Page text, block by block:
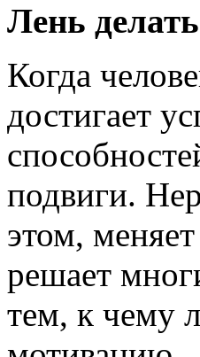
Лень
Когда
достигает
подвиги.
этом,
решает
тем, к чему